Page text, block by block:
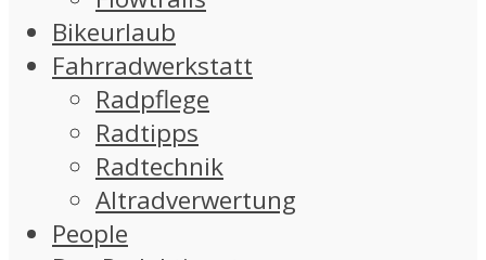
Bikeurlaub
Fahrradwerkstatt
Radpflege
Radtipps
Radtechnik
Altradverwertung
People